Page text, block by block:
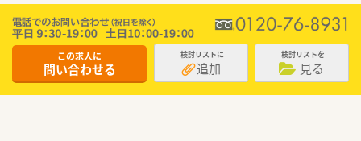
この求人に
問い合わせる
検討リストに
追加
検討リストを
見る